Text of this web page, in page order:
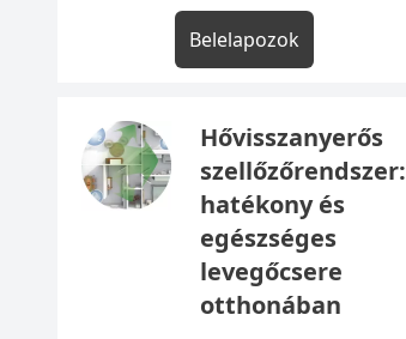
Belelapozok
Hővisszanyerős
szellőzőrendszer:
hatékony és
egészséges
levegőcsere
otthonában